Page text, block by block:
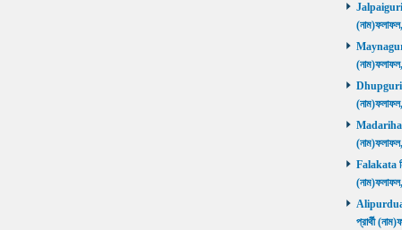
Jalpaiguri
Maynaguri
Dhupguri
Madarihat
Falakata
প্রার্থী